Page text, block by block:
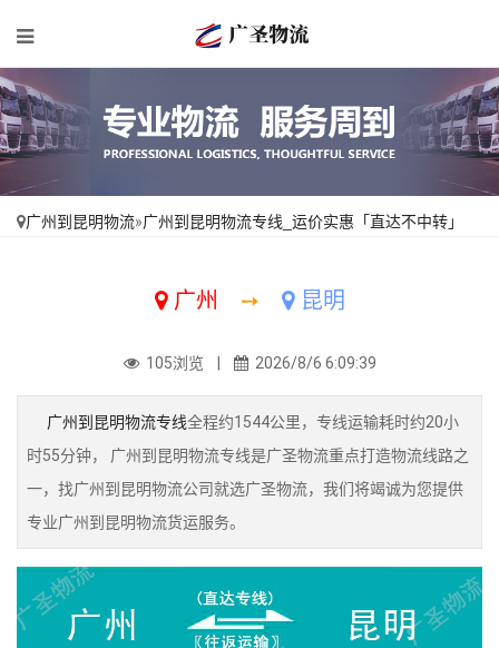
广州到昆明物流»广州到昆明物流专线_运价实惠「直达不中转」
广州 ➙ 昆明
105浏览 | 2026/8/6 6:09:39
广州到昆明物流专线全程约1544公里，专线运输耗时约20小
时55分钟， 广州到昆明物流专线是广圣物流重点打造物流线路之
一，找广州到昆明物流公司就选广圣物流，我们将竭诚为您提供
专业广州到昆明物流货运服务。